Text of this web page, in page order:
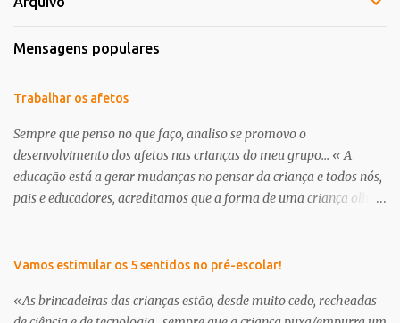
Mensagens populares
Trabalhar os afetos
Sempre que penso no que faço, analiso se promovo o
desenvolvimento dos afetos nas crianças do meu grupo... « A
educação está a gerar mudanças no pensar da criança e todos nós,
pais e educadores, acreditamos que a forma de uma criança olhar
“nova” infância. Uma infância que tem de respeitar os seus
através da brincadeira, desenvolver os seus afetos tanto com as
Vamos estimular os 5 sentidos no pré-escolar!
«As brincadeiras das crianças estão, desde muito cedo, recheadas